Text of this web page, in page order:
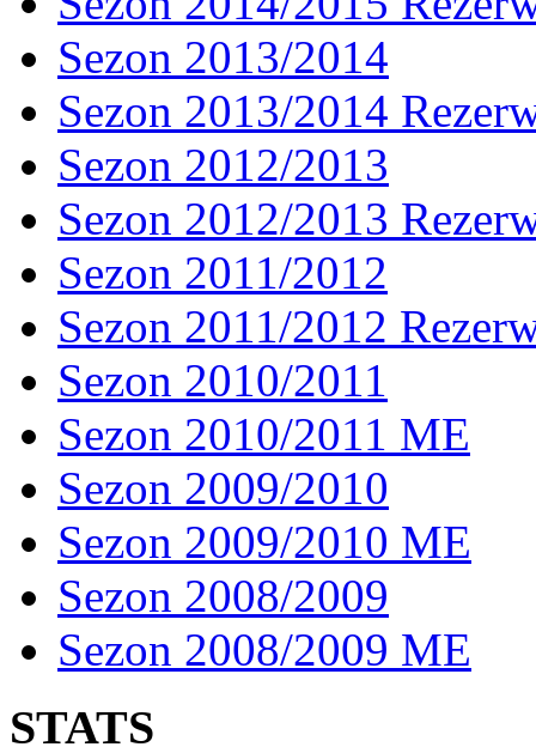
Sezon 2013/2014
Sezon 2013/2014
Sezon 2012/2013
Sezon 2012/2013
Sezon 2011/2012
Sezon 2011/2012
Sezon 2010/2011
Sezon 2010/2011 ME
Sezon 2009/2010
Sezon 2009/2010 ME
Sezon 2008/2009
Sezon 2008/2009 ME
STATS